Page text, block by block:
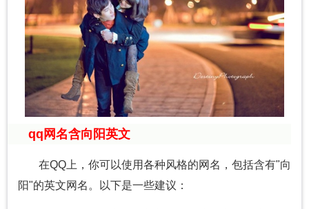
qq网名含向阳英文
在QQ上，你可以使用各种风格的网名，包括含有"向
阳"的英文网名。以下是一些建议：